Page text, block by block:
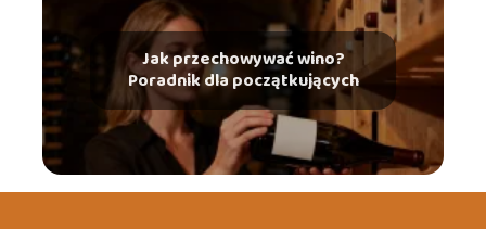
Jak przechowywać wino?
Poradnik dla początkujących